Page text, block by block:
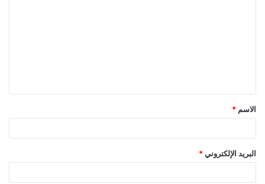
ق
*
الاسم *
البريد الإلكتروني *